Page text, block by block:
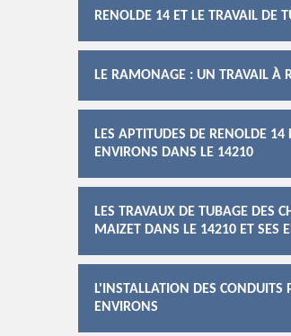
RENOLDE 14 ET LE TRAVAIL DE
LE RAMONAGE : UN TRAVAIL À
LES APTITUDES DE RENOLDE
ENVIRONS DANS LE 14210
LES TRAVAUX DE TUBAGE DES
MAIZET DANS LE 14210 ET SES
L'INSTALLATION DES
ENVIRONS